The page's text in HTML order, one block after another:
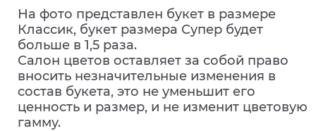
На фото представлен букет в размере
Классик, букет размера Супер будет
больше в 1,5 раза.
Салон цветов оставляет за собой право
вносить незначительные изменения в
состав букета, это не уменьшит его
ценность и размер, и не изменит цветовую
гамму.